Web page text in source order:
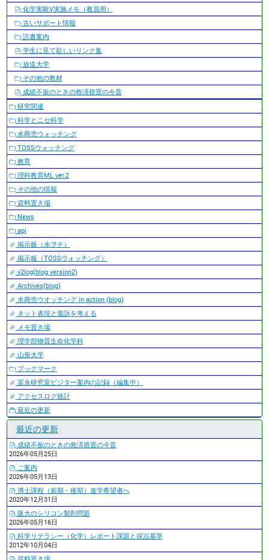
化学実験V実施メモ（教員用）
古いサポート情報
読書案内
学生に見て欲しいリンク集
放送大学
その他の教材
成績不振のときの救済措置の今昔
研究関連
科学とニセ科学
水商売ウォッチング
TOSSウォッチング
教育
理科教育ML ver.2
その他の情報
資料置き場
News
apj
掲示板（水ヲチ）
掲示板（TOSSウォッチング）
v2log(blog version2)
Archives(blog)
水商売ウオッチング in action (blog)
ネット表現と濫訴を考える
メモ置き場
理学部物質生命化学科
山形大学
ブックマーク
冨永研究室ビジター案内の記録（編集中）
アクセスログ統計
最近の更新
最近の更新
成績不振のときの救済措置の今昔
2026年05月25日
ご案内
2026年05月13日
博士課程（前期・後期）進学希望者へ
2020年12月31日
阪大のシリコン製剤問題
2026年05月16日
科学リテラシー（化学）レポート課題と採点基準
2012年10月04日